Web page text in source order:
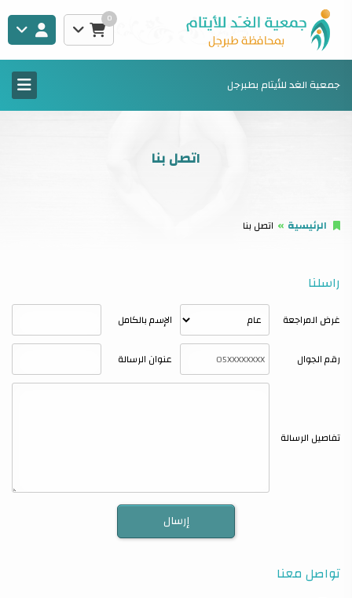
0
جمعية الغد للأيتام بطبرجل
اتصل بنا
الرئيسية اتصل بنا
راسلنا
غرض المراجعة الإسم بالكامل
رقم الجوال عنوان الرسالة
تفاصيل الرسالة
تواصل معنا